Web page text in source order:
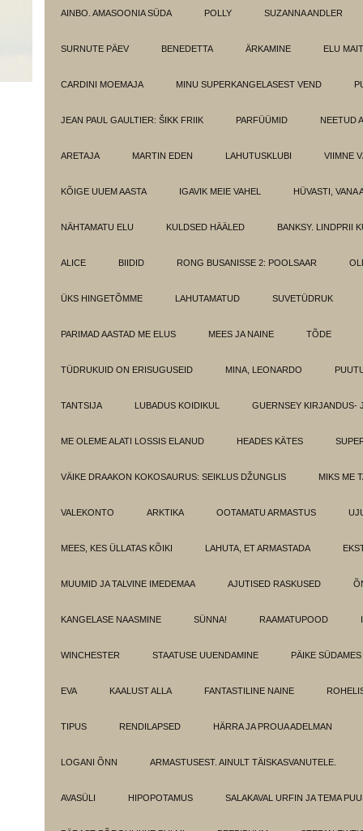
AINBO. AMASOONIA SÜDA POLLY SUZANNA ANDLER
SURNUTE PÄEV BENEDETTA ÄRKAMINE ELU
CARDINI MOEMAJA MINU SUPERKANGELASEST VEND
JEAN PAUL GAULTIER: ŠIKK FRIIK PARFÜÜMID NEETUD
ARETAJA MARTIN EDEN LAHUTUSKLUBI VIIMNE
KÕIGE UUEM AASTA IGAVIK MEIE VAHEL HÜVASTI, VANA
NÄHTAMATU ELU KULDSED HÄÄLED BANKSY. LINDPRII
ALICE BIIDID RONG BUSANISSE 2: POOLSAAR
ÜKS HINGETÕMME LAHUTAMATUD SUVETÜDRUK
PARIMAD AASTAD ME ELUS MEES JA NAINE TÕDE
TÜDRUKUID ON ERISUGUSEID MINA, LEONARDO
TANTSIJA LUBADUS KOIDIKUL GUERNSEY KIRJANDUS-
ME OLEME ALATI LOSSIS ELANUD HEADES KÄTES
VÄIKE DRAAKON KOKOSAURUS: SEIKLUS DŽUNGLIS MIKS ME
VALEKONTO ARKTIKA OOTAMATU ARMASTUS
MEES, KES ÜLLATAS KÕIKI LAHUTA, ET ARMASTADA
MUUMID JA TALVINE IMEDEMAA AJUTISED RASKUSED
KANGELASE NAASMINE SÜNNA! RAAMATUPOOD
WINCHESTER STAATUSE UUENDAMINE PÄIKE SÜDAMES
EVA KAALUST ALLA FANTASTILINE NAINE
TIPUS RENDILAPSED HÄRRA JA PROUA ADELMAN
LOGANI ÕNN ARMASTUSEST. AINULT TÄISKASVANUTELE.
AVASÜLI HIPOPOTAMUS SALAKAVAL URFIN JA TEMA